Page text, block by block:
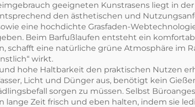
geeigneten Kunstrasens liegt in
den ästhetischen und
eine hochdichte Grasfaden-
Beim Barfußlaufen entsteht ein
schafft eine natürliche grüne Atmosphäre im
wirkt.
hohe Haltbarkeit den praktischen Nutzen
Licht und Dünger aus, benötigt kein
sorgen zu müssen. Selbst
lange Zeit frisch und eben halten, indem sie